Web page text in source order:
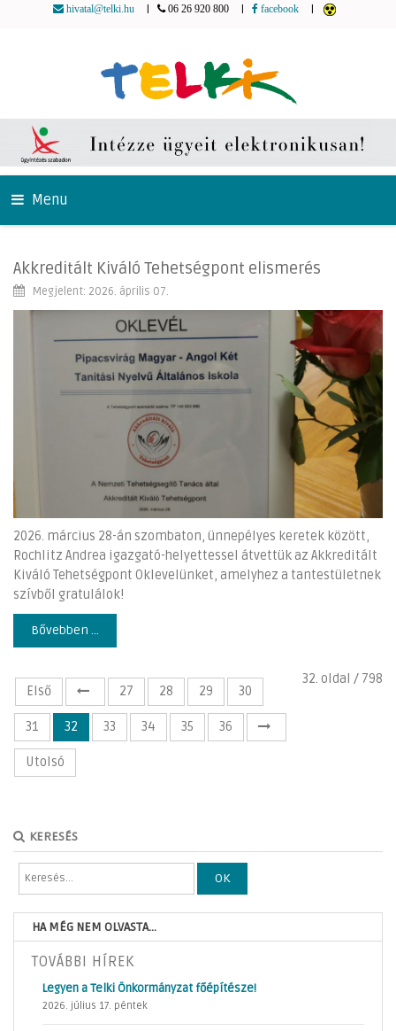
hivatal@telki.hu 06 26 920 800 facebook
Menu
Akkreditált Kiváló Tehetségpont elismerés
Megjelent: 2026. április 07.
2026. március 28-án szombaton, ünnepélyes keretek között,
Rochlitz Andrea igazgató-helyettessel átvettük az Akkreditált
Kiváló Tehetségpont Oklevelünket, amelyhez a tantestületnek
szívből gratulálok!
Bővebben ...
32. oldal / 798
Első
27 28 29 30
31 32 33 34 35 36
Utolsó
KERESÉS
OK
HA MÉG NEM OLVASTA...
TOVÁBBI HÍREK
Legyen a Telki Önkormányzat főépítésze!
2026. július 17. péntek